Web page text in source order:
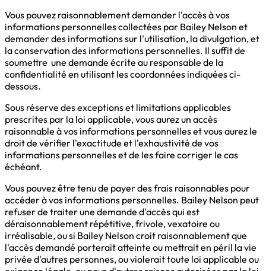
Vous pouvez raisonnablement demander l'accès à vos
informations personnelles collectées par Bailey Nelson et
demander des informations sur l'utilisation, la divulgation, et
la conservation des informations personnelles. Il suffit de
soumettre une demande écrite au responsable de la
confidentialité en utilisant les coordonnées indiquées ci-
dessous.
Sous réserve des exceptions et limitations applicables
prescrites par la loi applicable, vous aurez un accès
raisonnable à vos informations personnelles et vous aurez le
droit de vérifier l'exactitude et l'exhaustivité de vos
informations personnelles et de les faire corriger le cas
échéant.
Vous pouvez être tenu de payer des frais raisonnables pour
accéder à vos informations personnelles. Bailey Nelson peut
refuser de traiter une demande d'accès qui est
déraisonnablement répétitive, frivole, vexatoire ou
irréalisable, ou si Bailey Nelson croit raisonnablement que
l'accès demandé porterait atteinte ou mettrait en péril la vie
privée d'autres personnes, ou violerait toute loi applicable ou